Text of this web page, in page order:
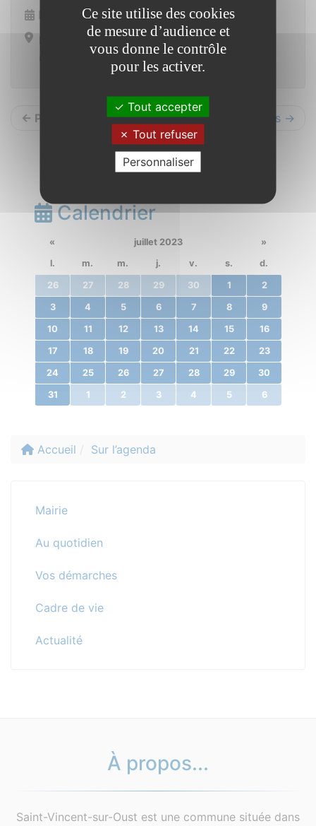
Dimanche 8 octobre 2023
Ensemble polyvalent
← Précédents Suivants →
Calendrier
« juillet 2023
»
l.
m. m. j. v. s. d.
26 27 28 29 30 1 2
3 4 5 6 7 8 9
10 11 12 13 14 15 16
17 18 19 20 21 22 23
24 25 26 27 28 29 30
31 1 2 3 4 5 6
Accueil Sur l’agenda
Mairie
Au quotidien
Vos démarches
Cadre de vie
Actualité
À propos...
Saint-Vincent-sur-Oust est une commune située dans
Ce site utilise des cookies
de mesure d’audience et
vous donne le contrôle
pour les activer.
Tout accepter
Tout refuser
Personnaliser